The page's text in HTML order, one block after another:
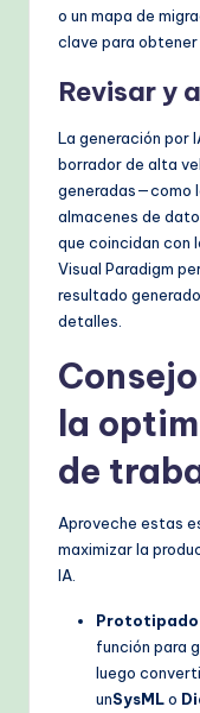
o un mapa de
clave para obtener
Revisar y
La generación por
borrador de alta
generadas—como
almacenes de
que coincidan con
Visual Paradigm
resultado
detalles.
la
de
Aproveche estas
maximizar la
IA.
función para
luego
unSysMLo